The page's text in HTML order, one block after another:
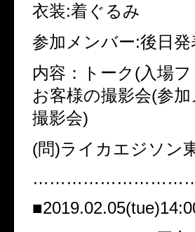
衣装:着ぐるみ
参加メンバー:後日発
内容：トーク(入場
お客様の撮影会(参
撮影会)
(問)ライカエジソン